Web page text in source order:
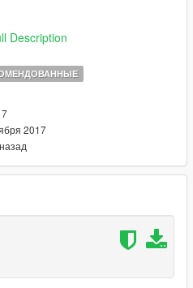
would not let you
the mouse.
Description
2017